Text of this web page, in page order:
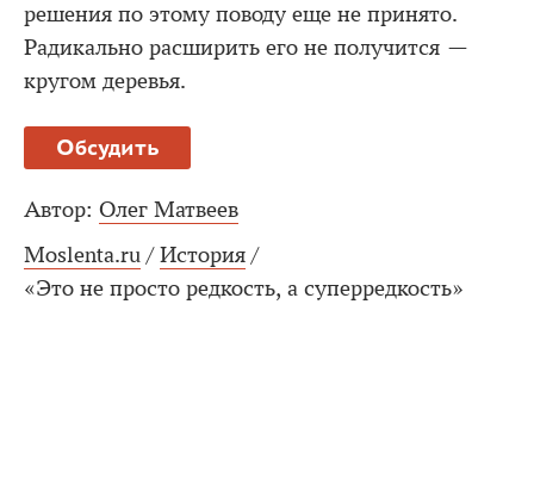
решения по этому поводу еще не принято.
Радикально расширить его не получится —
кругом деревья.
Обсудить
Автор: Олег Матвеев
Moslenta.ru / История /
«Это не просто редкость, а суперредкость»